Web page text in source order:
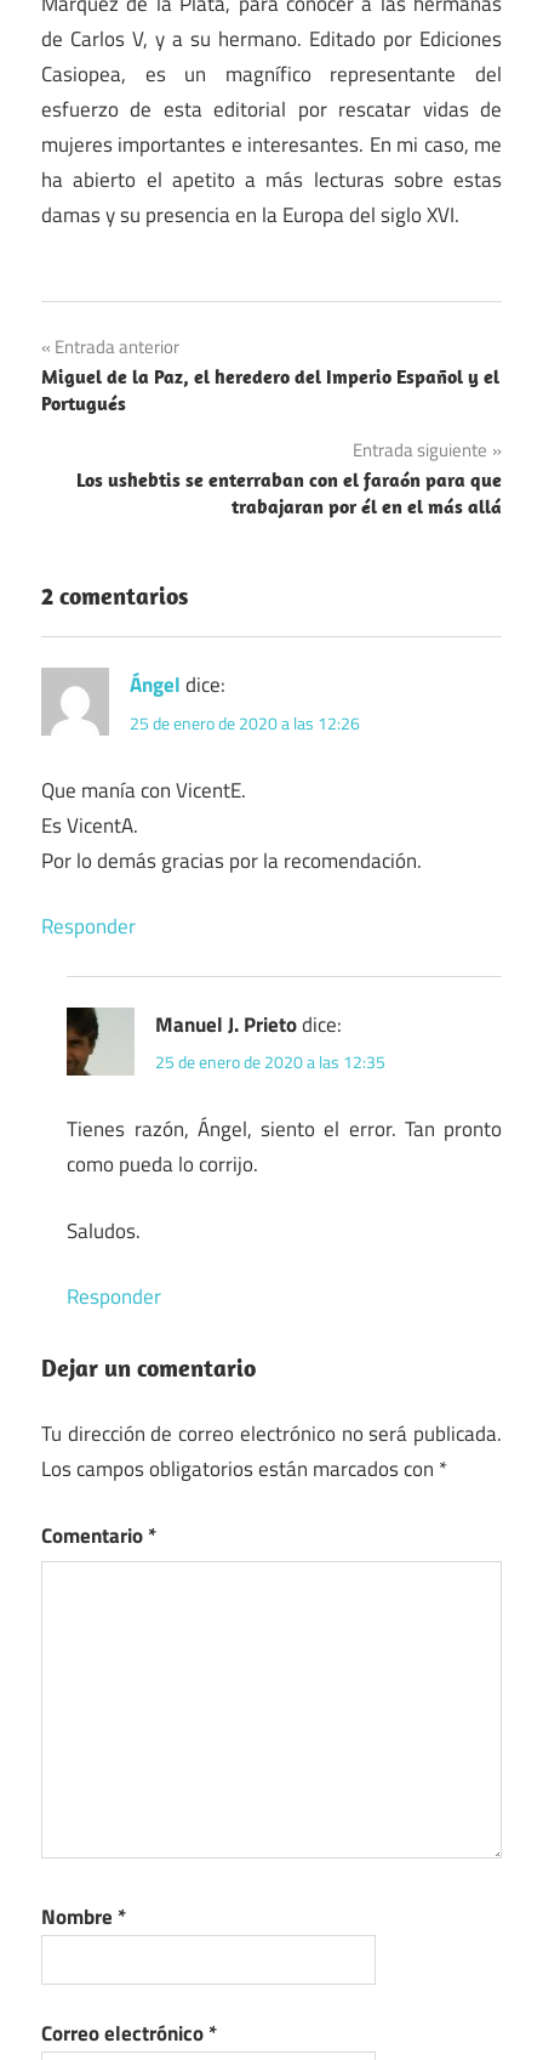
de Carlos V, y a su hermano. Editado por Ediciones
Casiopea, es un magnífico representante del
esfuerzo de esta editorial por rescatar vidas de
mujeres importantes e interesantes. En mi caso, me
ha abierto el apetito a más lecturas sobre estas
damas y su presencia en la Europa del siglo XVI.
Español
Libros
Navegación
de
Entrada anterior
Miguel de la Paz, el heredero del Imperio Español y el
Portugués
Entrada siguiente
Los ushebtis se enterraban con el faraón para que
trabajaran por él en el más allá
2 comentarios
Ángeldice:
25 de enero de 2020 a las 12:26
Que manía con VicentE.
Es VicentA.
Por lo demás gracias por la recomendación.
Responder
Manuel J. Prietodice:
25 de enero de 2020 a las 12:35
Tienes razón, Ángel, siento el error. Tan pronto
como pueda lo corrijo.
Saludos.
Responder
Dejar un comentario
Tu dirección de correo electrónico no será publicada.
Los campos obligatorios están marcados con *
Comentario*
Nombre *
Correo electrónico*